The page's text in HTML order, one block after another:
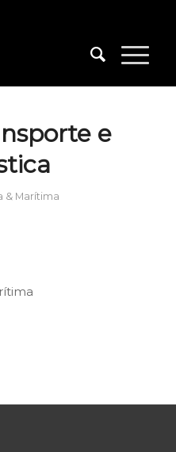
e
& Marítima